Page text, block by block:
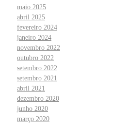
maio 2025
abril 2025
fevereiro 2024
janeiro 2024
novembro 2022
outubro 2022
setembro 2022
setembro 2021
abril 2021
dezembro 2020
junho 2020
março 2020